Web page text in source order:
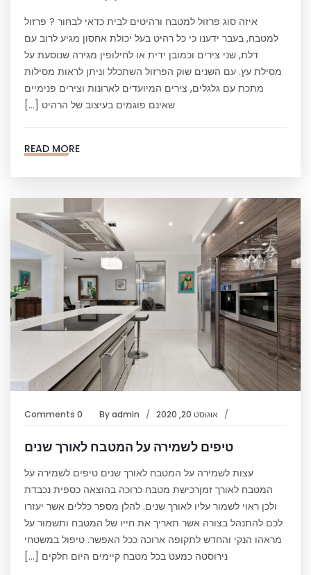
איזה סוג פרזול למטבח ורהיטים לבית כדאי לבחור ? פרזול
למטבח, בעבר ידענו כי כל רהיט בעל יכולת אחסון מגיע לרוב עם
דלת, שני צירים וכמובן ידית או לחילופין מגירה שנוסעת על
מסילת עץ. עם השנים שוק הפרזול השתכלל וניתן לראות מסילות
מתכת עם גלגלים, צירים המיועדים לארונות וצירים פנימיים
שאינם פוגמים בעיצוב של הרהיט […]
READ MORE
אוגוסט 20, 2020 Byadmin
0 Comments
טיפים לשמירה על המטבח לאורך שנים
עצות לשמירה על המטבח לאורך שנים טיפים לשמירה על
המטבח לאורך זמןרכישת מטבח כרוכה בהוצאה כספית נכבדת
ולכן ראוי לשמור עליו לאורך שנים. להלן מספר כללים אשר יעזרו
לכם להתנהל בצורה אשר תאריך את חייו של המטבח ותשמור על
מראהו הנקי והחדש לתקופה ארוכה ככל האפשר. טיפול במשטחי
נירוסטה כמעט בכל מטבח קיימים היום חלקים […]